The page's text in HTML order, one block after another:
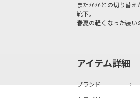
またかかとの切り替
靴下。
春夏の軽くなった装い
アイテム詳細
ブランド